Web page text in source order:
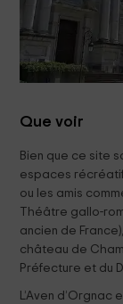
Que voir
Bien que ce site
espaces
ou les amis
Théâtre gallo-
ancien de
château de
Préfecture et du
L’Aven